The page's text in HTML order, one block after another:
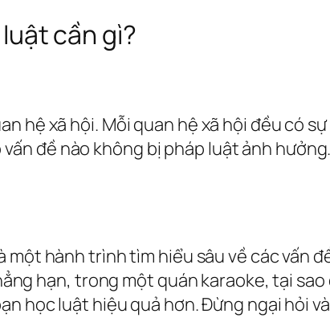
cần gì?
hệ xã hội. Mỗi quan hệ xã hội đều có
đề nào không bị pháp luật ảnh
hành trình tìm hiểu sâu về các vấn
hạn, trong một quán karaoke, tại
học luật hiệu quả hơn. Đừng ngại hỏi